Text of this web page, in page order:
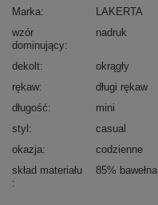
Marka
LAKERTA
wzór
dominujący
nadruk
dekolt
okrągły
rękaw
długi rękaw
długość
mini
styl
casual
okazja
codzienne
skład materiału
85% bawełna